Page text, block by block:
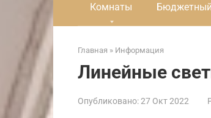
Комнаты
Главная » Информация
Линейные
Опубликовано:27 Окт 2022